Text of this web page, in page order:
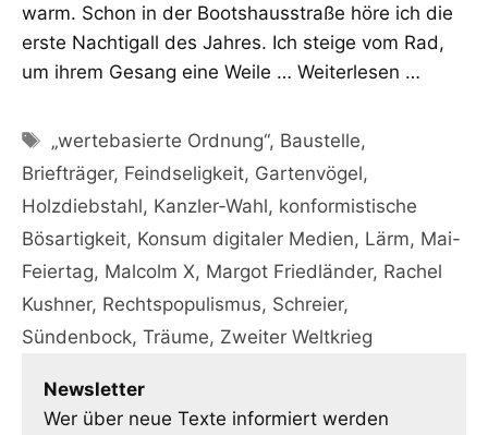
warm. Schon in der Bootshausstraße höre ich die
erste Nachtigall des Jahres. Ich steige vom Rad,
um ihrem Gesang eine Weile … Weiterlesen …
Schlagwörter
„wertebasierte Ordnung“, Baustelle,
Briefträger, Feindseligkeit, Gartenvögel,
Holzdiebstahl, Kanzler-Wahl, konformistische
Bösartigkeit, Konsum digitaler Medien, Lärm, Mai-
Feiertag, Malcolm X, Margot Friedländer, Rachel
Kushner, Rechtspopulismus, Schreier,
Sündenbock, Träume, Zweiter Weltkrieg
Newsletter
Wer über neue Texte informiert werden